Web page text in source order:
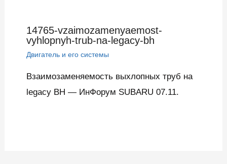
14765-vzaimozamenyaemost-
vyhlopnyh-trub-na-legacy-bh
Двигатель и его системы
Взаимозаменяемость выхлопных труб на
legacy BH — ИнФорум SUBARU 07.11.